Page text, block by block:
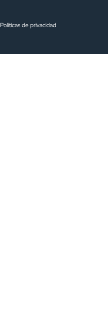
Políticas de privacidad